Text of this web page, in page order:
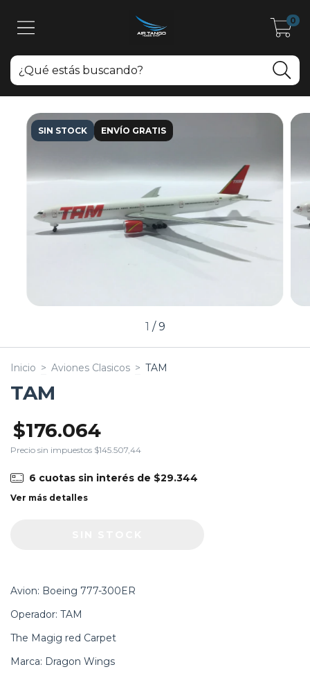
0
SIN STOCK ENVÍO GRATIS
1 /9
Inicio > Aviones Clasicos > TAM
TAM
$176.064
Precio sin impuestos $145.507,44
6 cuotas sin interés de $29.344
Ver más detalles
Avion: Boeing 777-300ER
Operador: TAM
The Magig red Carpet
Marca: Dragon Wings